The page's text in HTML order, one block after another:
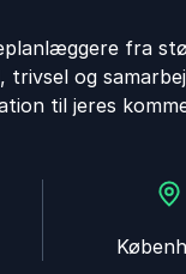
fra
og
til jeres